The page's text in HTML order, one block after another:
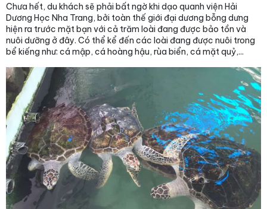
Chưa hết, du khách sẽ phải bất ngờ khi dạo quanh viện Hải
Dương Học Nha Trang, bởi toàn thế giới đại dương bỗng dưng
hiện ra trước mặt bạn với cả trăm loài đang được bảo tồn và
nuôi dưỡng ở đây. Có thể kể đến các loài đang được nuôi trong
bể kiếng như: cá mập, cá hoàng hậu, rùa biển, cá mặt quỷ,...